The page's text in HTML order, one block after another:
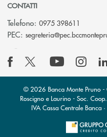
CONTATTI
Telefono: 0975 398611
PEC:
© 2026 Banca Monte Pruno -
Roscigno e Laurino - Soc.
IVA Cassa Centrale